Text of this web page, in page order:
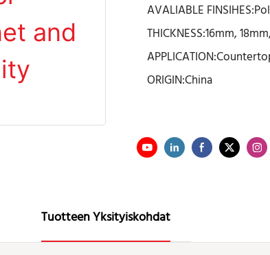
AVALIABLE
THICKNESS:16mm,
ORIGIN:China
Tuotteen Yksityiskohdat